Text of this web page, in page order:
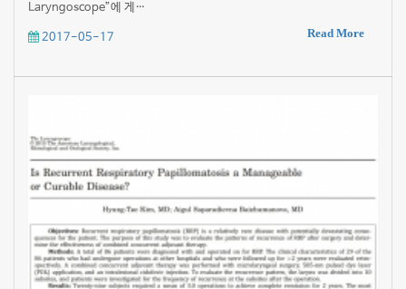
Laryngoscope”에 게…
2017-05-17 Read More